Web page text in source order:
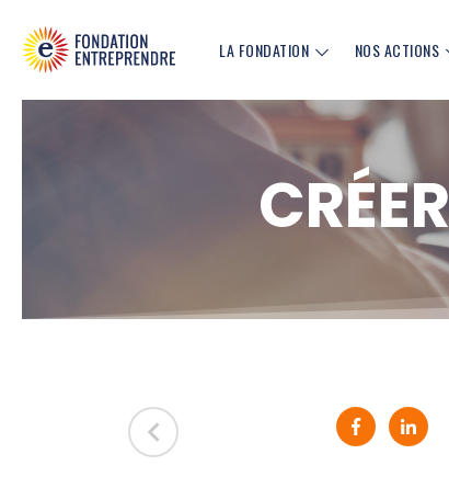
LA FONDATION NOS ACTIONS
Partager